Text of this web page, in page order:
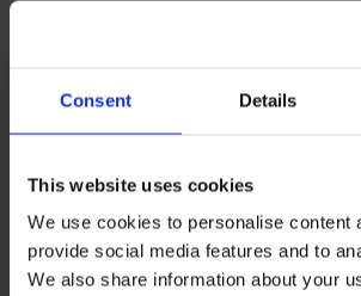
Consent Details
This website uses cookies
We use cookies to personalise content
provide social media features and to
We also share information about your
Εγγραφείτε στο newsletter μας και
Email
Ενδιαφέρομαι για:
Γυναικεία Ανδρικά